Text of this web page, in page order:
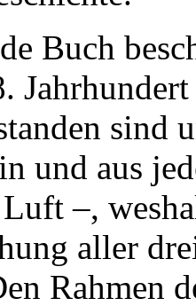
Buch
und aus
–,
aller
Rahmen